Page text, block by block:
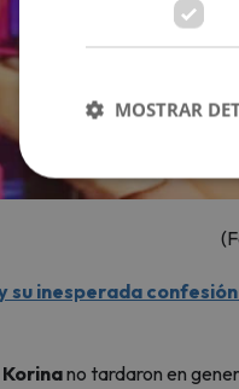
su inesperada
Korinano tardaron en
MOSTRAR